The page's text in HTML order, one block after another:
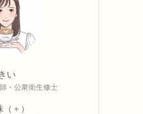
い
・公衆衛生修士
＋）